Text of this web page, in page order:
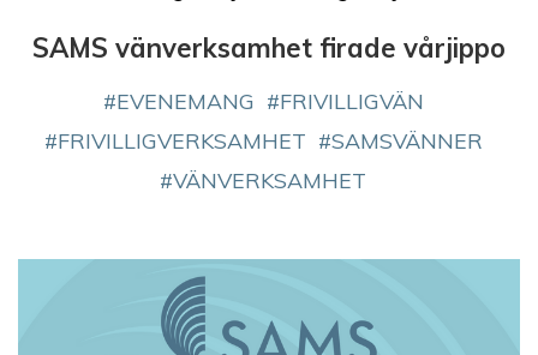
SAMS vänverksamhet firade vårjippo
EVENEMANG
FRIVILLIGVÄN
FRIVILLIGVERKSAMHET
SAMSVÄNNER
VÄNVERKSAMHET